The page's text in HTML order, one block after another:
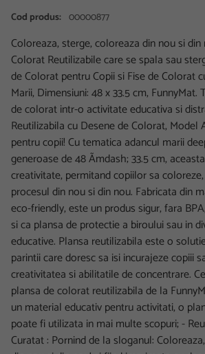
Cod produs: 00000877
Coloreaza, sterge, coloreaza din nou si
Colorat Reutilizabile care se spala sau
de Colorat pentru Copii si Fise de Colorat
Marii, Dimensiuni: 48 x 33.5 cm,
de colorat intr-o activitate educativa si
Reutilizabila cu Desene de Colorat, Model
pentru copii! Cu tematica adancul marii
generoase de 48 Ãmdash; 33.5 cm,
creativitate, permitand copiilor sa
procesul din nou si din nou. Fabricata din
eco-friendly, este un produs sigur, fara
si ca plansa de protectie a biroului sau in
educative. Plansa reutilizabila este o
parintii care doresc sa isi incurajeze copiii
creativitatea si abilitatile de concentrare.
plansa de colorat reutilizabila de la
un material educativ pentru activitati, o
poate fi utilizata in mai multe scopuri; -
Curatat : Pornind de la sloganul: